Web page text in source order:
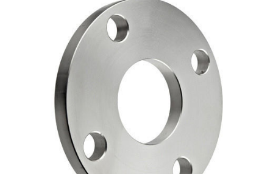
равнопроходной 45° SDR 21
Тройник сварной неравнопроходной
(через переход)
неравнопроходной SDR 11
Тройник сварной
неравнопроходной SDR 13,6
Тройник сварной
неравнопроходной SDR 17
Тройник сварной
неравнопроходной SDR 21
Тройник сварной равнопроходной
Тройник сварной
равнопроходной SDR 11
Тройник сварной